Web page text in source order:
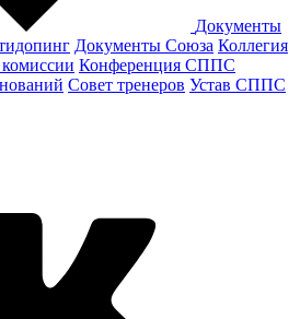
Документы
Документы Cоюза Коллегия
Конференция СППС
Совет тренеров Устав СППС